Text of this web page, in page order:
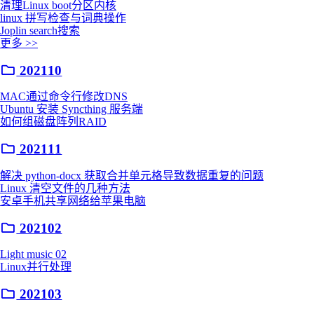
清理Linux boot分区内核
linux 拼写检查与词典操作
Joplin search搜索
更多 >>
202110
MAC通过命令行修改DNS
Ubuntu 安装 Syncthing 服务端
如何组磁盘阵列RAID
202111
解决 python-docx 获取合并单元格导致数据重复的问题
Linux 清空文件的几种方法
安卓手机共享网络给苹果电脑
202102
Light music 02
Linux并行处理
202103